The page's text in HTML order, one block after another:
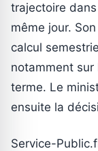
trajectoire
même jour.
calcul
notamment sur
terme. Le
ensuite la
Service-